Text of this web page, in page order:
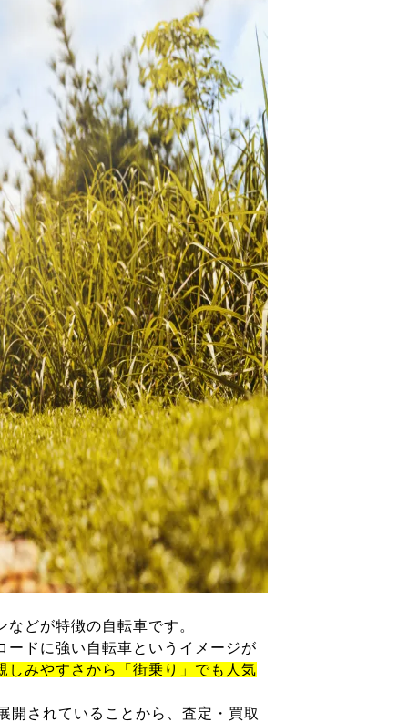
どが特徴の自転車です。
ードに強い自転車というイメージが
しみやすさから「街乗り」でも人気
開されていることから、査定・買取